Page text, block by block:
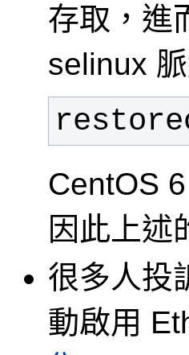
存取，進
selinux 脈
CentOS
因此上述
很多人投
動啟用